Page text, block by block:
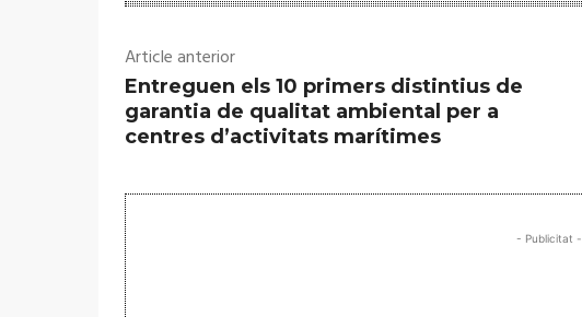
Article anterior
Entreguen els 10 primers distintius de
garantia de qualitat ambiental per a
centres d’activitats marítimes
- Publicitat -